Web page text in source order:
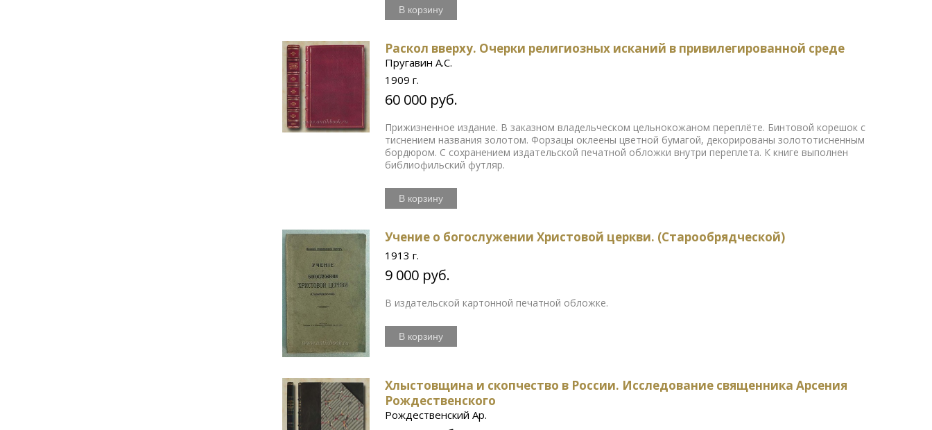
В корзину
Раскол вверху. Очерки религиозных исканий в привилегированной среде
Пругавин А.С.
1909 г.
60 000 руб.
Прижизненное издание. В заказном владельческом цельнокожаном переплёте. Бинтовой корешок с
тиснением названия золотом. Форзацы оклеены цветной бумагой, декорированы золототисненным
бордюром. С сохранением издательской печатной обложки внутри переплета. К книге выполнен
библиофильский футляр.
В корзину
Учение о богослужении Христовой церкви. (Старообрядческой)
1913 г.
9 000 руб.
В издательской картонной печатной обложке.
В корзину
Хлыстовщина и скопчество в России. Исследование священника Арсения
Рождественского
Рождественский Ар.